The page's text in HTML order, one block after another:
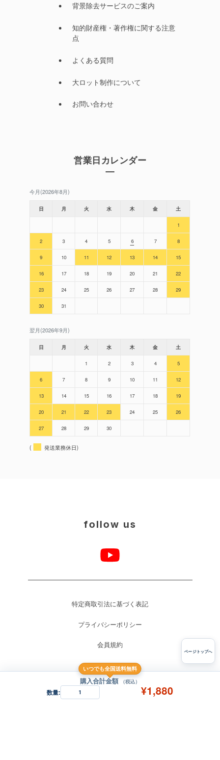
購入合計金額 （税込）
いつでも全国送料無料
数量: 1 ¥1,880
背景除去サービスのご案内
知的財産権・著作権に関する注意
点
よくある質問
大ロット制作について
お問い合わせ
営業日カレンダー
今月(2026年8月)
日 月 火 水 木 金 土
1
2 3 4 5 6 7 8
9 10 11 12 13 14 15
16 17 18 19 20 21 22
23 24 25 26 27 28 29
30 31
翌月(2026年9月)
日 月 火 水 木 金 土
1 2 3 4 5
6 7 8 9 10 11 12
13 14 15 16 17 18 19
20 21 22 23 24 25 26
27 28 29 30
( 発送業務休日)
follow us
特定商取引法に基づく表記
プライバシーポリシー
会員規約
ページトップへ